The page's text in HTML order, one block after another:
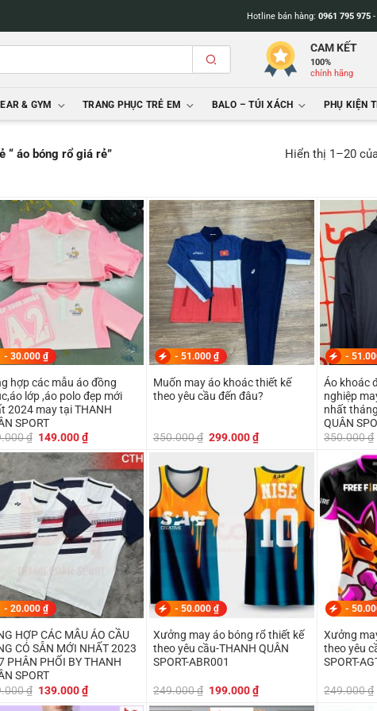
Hotline bán hàng: 0961 795 975-
CAM KẾT
100%
chính hãng
& GYM TRANG PHỤC TRẺ EM BALO – TÚI XÁCH PHỤ KIỆN
“ áo bóng rổ giá rẻ” Hiển thị 1–20
- 30.000 ₫
hợp các mẫu áo đồng
lớp ,áo polo đẹp mới
2024 may tại THANH
SPORT
₫ Giá
là:
179.000 ₫.
149.000₫Giá
hiện
tại
là:
149.000 ₫.
- 51.000 ₫
Muốn may áo khoác thiết kế
theo yêu cầu đến đâu?
350.000₫ Giá
350.000 ₫.
299.000₫Giá
hiện
là:
299.000 ₫.
-
Áo khoác
nghiệp may theo yêu cầu
nhất
QUÂN
350.000₫
- 20.000 ₫
HỢP CÁC MẪU ÁO CẦU
CÓ SẴN MỚI NHẤT 2023
PHÂN PHỐI BY THANH
SPORT
₫ Giá
139.000₫Giá
hiện
- 50.000 ₫
Xưởng may áo bóng rổ thiết kế
theo yêu cầu-THANH QUÂN
SPORT-ABR001
249.000₫ Giá
199.000₫Giá
hiện
-
Xưởng
theo yêu
SPORT-
249.000₫